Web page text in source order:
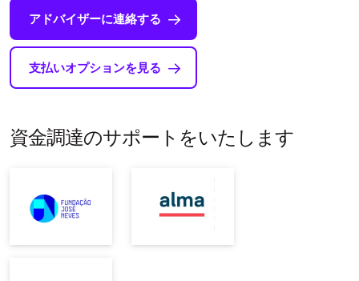
アドバイザーに連絡する
支払いオプションを見る
資金調達のサポートをいたします